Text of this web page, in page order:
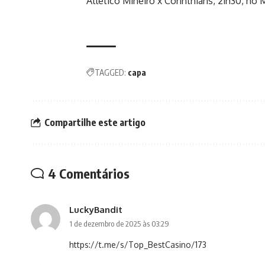
TAGGED: capa
Compartilhe este artigo
4 Comentários
LuckyBandit
1 de dezembro de 2025 às 03:29
https://t.me/s/Top_BestCasino/173